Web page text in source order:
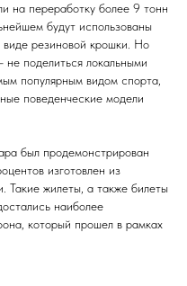
на переработку более 9 тонн
будут использованы
резиновой крошки. Но
поделиться локальными
популярным видом спорта,
поведенческие модели
был продемонстрирован
изготовлен из
Такие жилеты, а также билеты
наиболее
который прошел в рамках